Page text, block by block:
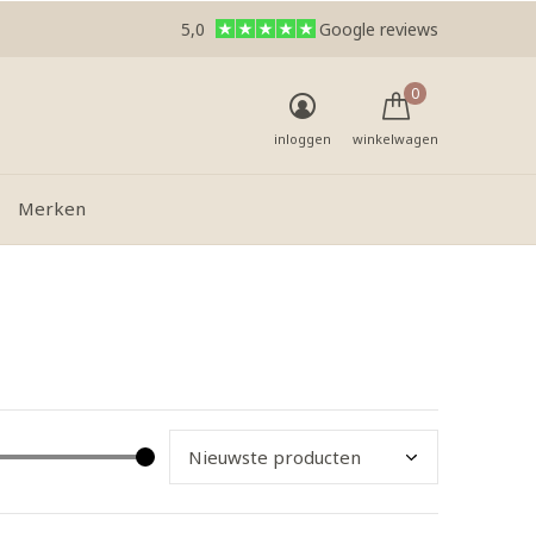
Merken
inloggen winkelwagen
0
5,0 Google reviews